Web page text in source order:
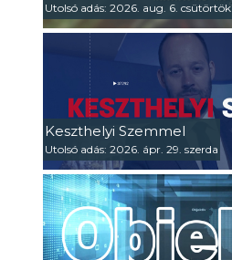
Utolsó adás: 2026. aug. 6. csütörtök
Keszthelyi Szemmel
Utolsó adás: 2026. ápr. 29. szerda